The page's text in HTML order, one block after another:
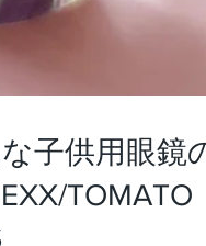
子供用眼鏡の
TOMATO